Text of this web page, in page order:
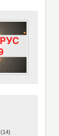
(14)